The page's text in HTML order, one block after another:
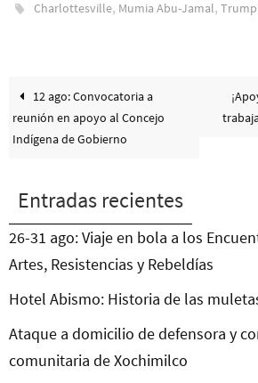
Charlottesville, Mumia Abu-Jamal,
12 ago: Convocatoria a
reunión en apoyo al Concejo
Indígena de Gobierno
Entradas recientes
26-31 ago: Viaje en bola a los
Artes, Resistencias y Rebeldías
Hotel Abismo: Historia de las
Ataque a domicilio de defensora y
comunitaria de Xochimilco